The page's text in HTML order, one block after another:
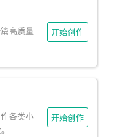
的 AI 写作助手为
）”功能，可以帮
据进行分析和处
地完成这项任务。
高质量
开始创作
各类小
开始创作